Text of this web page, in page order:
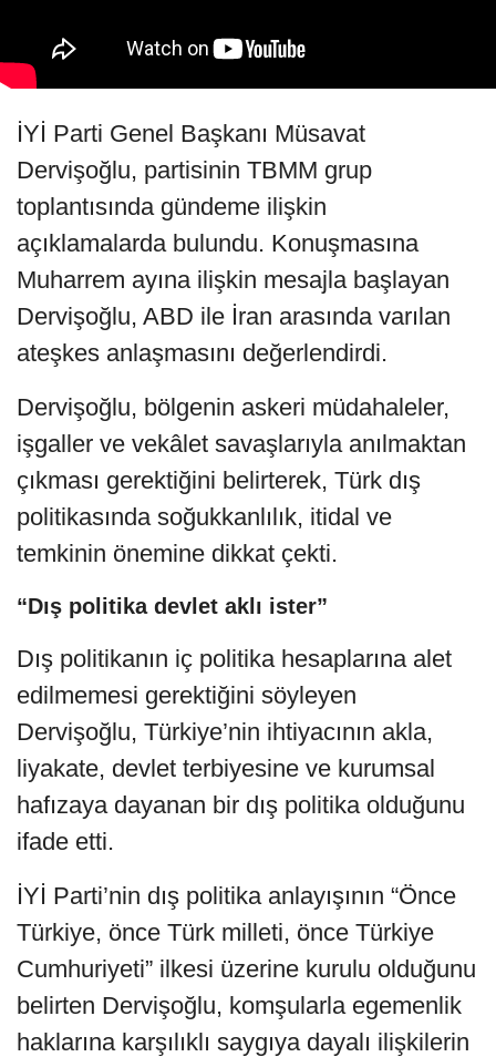
İYİ Parti Genel Başkanı Müsavat
Dervişoğlu, partisinin TBMM grup
toplantısında gündeme ilişkin
açıklamalarda bulundu. Konuşmasına
Muharrem ayına ilişkin mesajla başlayan
Dervişoğlu, ABD ile İran arasında varılan
ateşkes anlaşmasını değerlendirdi.
Dervişoğlu, bölgenin askeri müdahaleler,
işgaller ve vekâlet savaşlarıyla anılmaktan
çıkması gerektiğini belirterek, Türk dış
politikasında soğukkanlılık, itidal ve
temkinin önemine dikkat çekti.
“Dış politika devlet aklı ister”
Dış politikanın iç politika hesaplarına alet
edilmemesi gerektiğini söyleyen
Dervişoğlu, Türkiye’nin ihtiyacının akla,
liyakate, devlet terbiyesine ve kurumsal
hafızaya dayanan bir dış politika olduğunu
ifade etti.
İYİ Parti’nin dış politika anlayışının “Önce
Türkiye, önce Türk milleti, önce Türkiye
Cumhuriyeti” ilkesi üzerine kurulu olduğunu
belirten Dervişoğlu, komşularla egemenlik
haklarına karşılıklı saygıya dayalı ilişkilerin